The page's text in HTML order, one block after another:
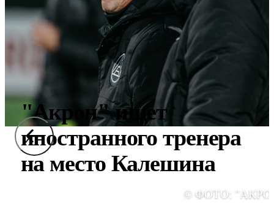
"Акрон" ищет
иностранного тренера
на место Калешина
© ФОТО: